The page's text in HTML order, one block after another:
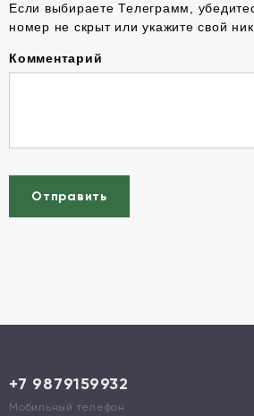
Если выбираете Телеграмм,
номер не скрыт или укажите свой
Комментарий
Отправить
+7 9879159932
Мобильный телефон